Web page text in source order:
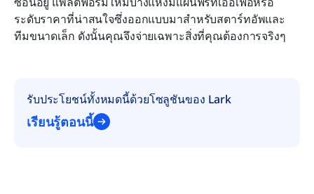
ระดับราคาที่น่าสนใจซึ่งออกแบบมาสำหรับสตาร์ทอัพและ
ทีมขนาดเล็ก ดังนั้นคุณจึงจ่ายเฉพาะสิ่งที่คุณต้องการจริงๆ
รับประโยชน์ทั้งหมดนี้ด้วยโซลูชันของ Lark
เรียนรู้ตอนนี้